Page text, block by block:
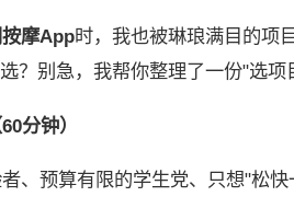
摩App时，我也被琳琅满目的项
？别急，我帮你整理了一份"选项
分钟）
、预算有限的学生党、只想"松